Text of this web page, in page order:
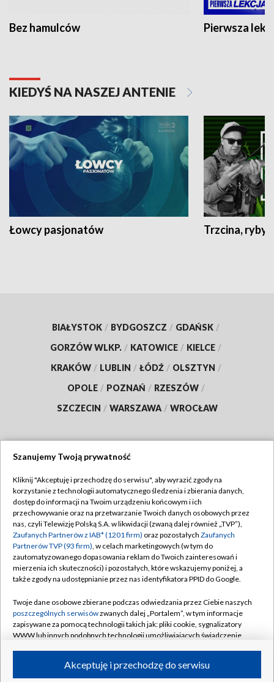
Bez hamulców Pierwsza
KIEDYŚ NA NASZEJ ANTENIE
Łowcy pasjonatów Trzcina, ryby
BIAŁYSTOK / BYDGOSZCZ / GDAŃSK /
GORZÓW WLKP. / KATOWICE / KIELCE /
KRAKÓW / LUBLIN / ŁÓDŹ / OLSZTYN /
OPOLE / POZNAŃ / RZESZÓW /
SZCZECIN / WARSZAWA / WROCŁAW
TVP
Abonament TVP
Emisja w TVP
Centrum informacji TVP
Naziemna Telewizja Cyfrowa
Rada Programowa
System NOS
Informacje o nadawcy
Program dla prasy
Regulamin TVP
Polityka prywatności
Moje zgody
Pomoc
Kontakt
Kanały
Szanujemy Twoją prywatność
Kliknij "Akceptuję i przechodzę do serwisu", aby wyrazić zgody na
korzystanie z technologii automatycznego śledzenia i zbierania danych,
dostęp do informacji na Twoim urządzeniu końcowym i ich
przechowywanie oraz na przetwarzanie Twoich danych osobowych przez
nas, czyli Telewizję Polską S.A. w likwidacji (zwaną dalej również „TVP”),
Zaufanych Partnerów z IAB* (1201 firm) oraz pozostałych Zaufanych
Partnerów TVP (93 firm), w celach marketingowych (w tym do
zautomatyzowanego dopasowania reklam do Twoich zainteresowań i
mierzenia ich skuteczności) i pozostałych, które wskazujemy poniżej, a
także zgody na udostępnianie przez nas identyfikatora PPID do Google.
Twoje dane osobowe zbierane podczas odwiedzania przez Ciebie naszych
poszczególnych serwisówzwanych dalej „Portalem”, w tym informacje
zapisywane za pomocą technologii takich jak: pliki cookie, sygnalizatory
WWW lub innych podobnych technologii umożliwiających świadczenie
ruchu w Internecie.Akceptuję i przechodzę do serwisu